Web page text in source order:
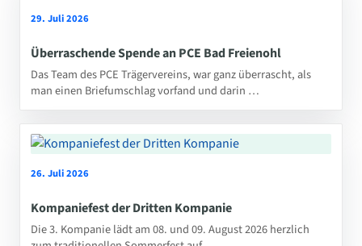
29. Juli 2026
Überraschende Spende an PCE Bad Freienohl
Das Team des PCE Trägervereins, war ganz überrascht, als
man einen Briefumschlag vorfand und darin …
26. Juli 2026
Kompaniefest der Dritten Kompanie
Die 3. Kompanie lädt am 08. und 09. August 2026 herzlich